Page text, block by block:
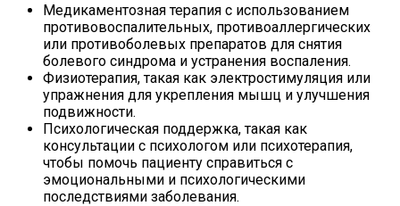
Медикаментозная терапия с использованием
противовоспалительных, противоаллергических
или противоболевых препаратов для снятия
болевого синдрома и устранения воспаления.
Физиотерапия, такая как электростимуляция или
упражнения для укрепления мышц и улучшения
подвижности.
Психологическая поддержка, такая как
консультации с психологом или психотерапия,
чтобы помочь пациенту справиться с
эмоциональными и психологическими
последствиями заболевания.